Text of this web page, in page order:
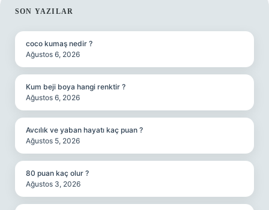
SIDEBAR
SON YAZILAR
coco kumaş nedir ?
Ağustos 6, 2026
Kum beji boya hangi renktir ?
Ağustos 6, 2026
Avcılık ve yaban hayatı kaç puan ?
Ağustos 5, 2026
80 puan kaç olur ?
Ağustos 3, 2026